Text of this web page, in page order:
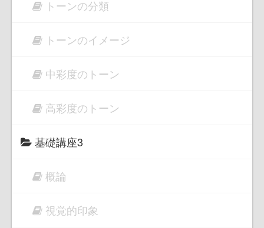
トーンの分類
トーンのイメージ
中彩度のトーン
高彩度のトーン
基礎講座3
概論
視覚的印象